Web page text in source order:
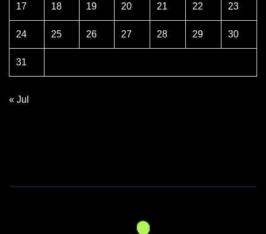
17 18 19 20 21 22 23
24 25 26 27 28 29 30
31
« Jul